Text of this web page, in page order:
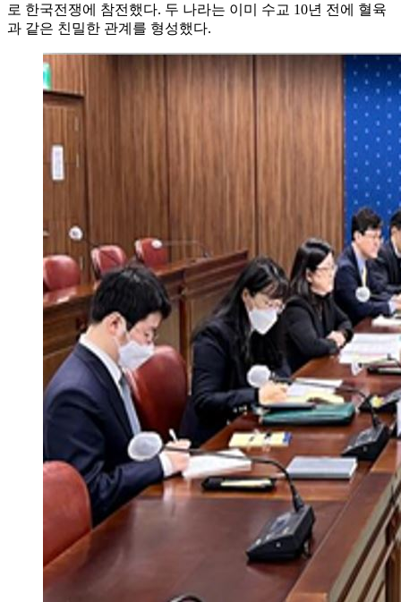
로 한국전쟁에 참전했다. 두 나라는 이미 수교 10년 전에 혈육
과 같은 친밀한 관계를 형성했다.